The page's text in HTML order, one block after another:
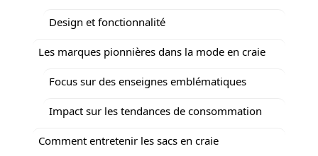
Design et fonctionnalité
Les marques pionnières dans la mode en craie
Focus sur des enseignes emblématiques
Impact sur les tendances de consommation
Comment entretenir les sacs en craie